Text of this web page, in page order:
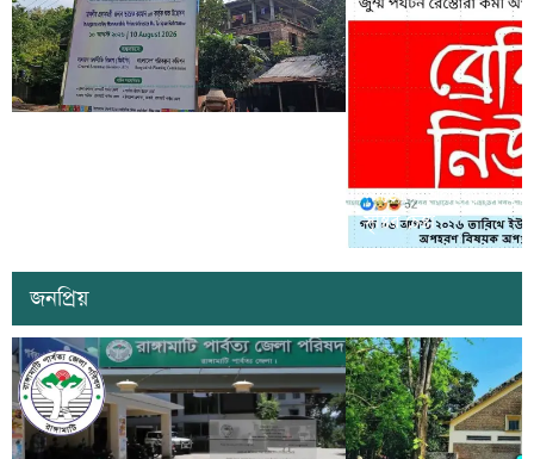
সাজেকে অপহরণের গুজব
সৃষ্টির চেষ্টা
জনপ্রিয়